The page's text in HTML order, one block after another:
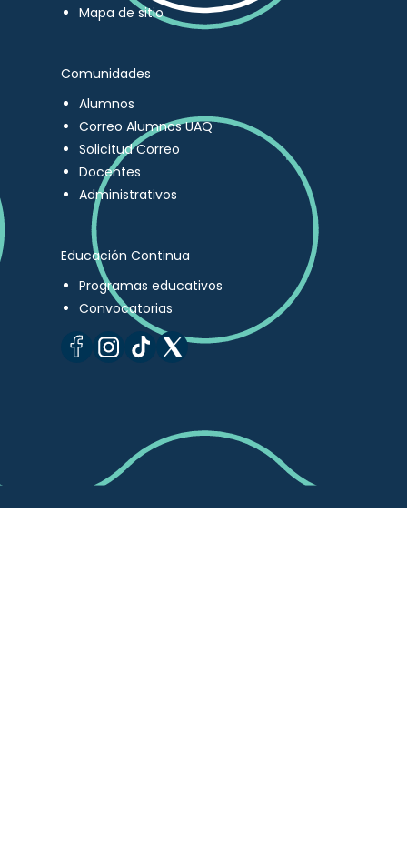
Mapa de sitio
Comunidades
Alumnos
Correo Alumnos UAQ
Solicitud Correo
Docentes
Administrativos
Educación Continua
Programas educativos
Convocatorias